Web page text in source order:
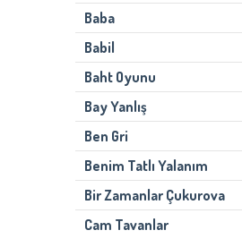
Baba
Babil
Baht Oyunu
Bay Yanlış
Ben Gri
Benim Tatlı Yalanım
Bir Zamanlar Çukurova
Cam Tavanlar